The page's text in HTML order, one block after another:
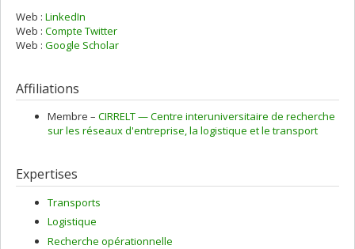
Web : LinkedIn
Web : Compte Twitter
Web : Google Scholar
Affiliations
Membre – CIRRELT — Centre interuniversitaire de recherche
sur les réseaux d'entreprise, la logistique et le transport
Expertises
Transports
Logistique
Recherche opérationnelle